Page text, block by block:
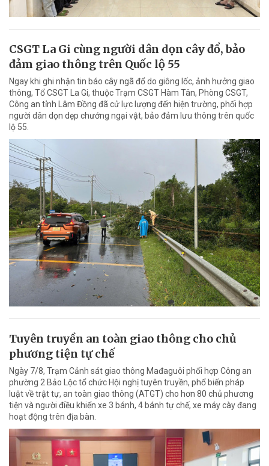
CSGT La Gi cùng người dân dọn cây đổ, bảo
đảm giao thông trên Quốc lộ 55
Ngay khi ghi nhận tin báo cây ngã đổ do giông lốc, ảnh hưởng giao
thông, Tổ CSGT La Gi, thuộc Trạm CSGT Hàm Tân, Phòng CSGT,
Công an tỉnh Lâm Đồng đã cử lực lượng đến hiện trường, phối hợp
người dân dọn dẹp chướng ngại vật, bảo đảm lưu thông trên quốc
lộ 55.
Tuyên truyền an toàn giao thông cho chủ
phương tiện tự chế
Ngày 7/8, Trạm Cảnh sát giao thông Mađaguôi phối hợp Công an
phường 2 Bảo Lộc tổ chức Hội nghị tuyên truyền, phổ biến pháp
luật về trật tự, an toàn giao thông (ATGT) cho hơn 80 chủ phương
tiện và người điều khiển xe 3 bánh, 4 bánh tự chế, xe máy cày đang
hoạt động trên địa bàn.